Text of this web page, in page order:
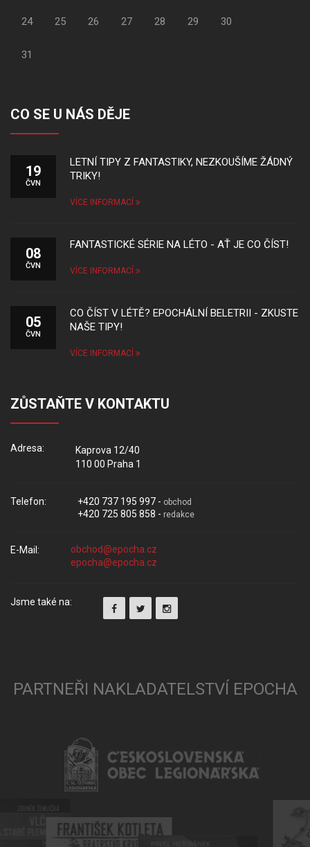
24 25 26 27 28 29 30
31
CO SE U NÁS DĚJE
19
ČVN
LETNÍ TIPY Z FANTASTIKY, NEZKOUŠÍME ŽÁDNÝ
TRIKY!
VÍCE INFORMACÍ
08
ČVN
FANTASTICKÉ SÉRIE NA LÉTO - AŤ JE CO ČÍST!
VÍCE INFORMACÍ
05
ČVN
CO ČÍST V LÉTĚ? EPOCHÁLNÍ BELETRII - ZKUSTE
NAŠE TIPY!
VÍCE INFORMACÍ
ZŮSTAŇTE V KONTAKTU
Adresa:
Kaprova 12/40
110 00 Praha 1
Telefon: +420 737 195 997 - obchod
+420 725 805 858 - redakce
E-Mail:
Jsme také na:
PARTNEŘI NAKLADATELSTVÍ EPOCHA